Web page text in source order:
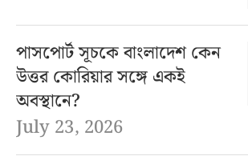
পাসপোর্ট সূচকে বাংলাদেশ কেন
উত্তর কোরিয়ার সঙ্গে একই
অবস্থানে?
July 23, 2026